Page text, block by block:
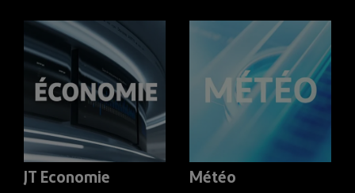
JT Economie Météo